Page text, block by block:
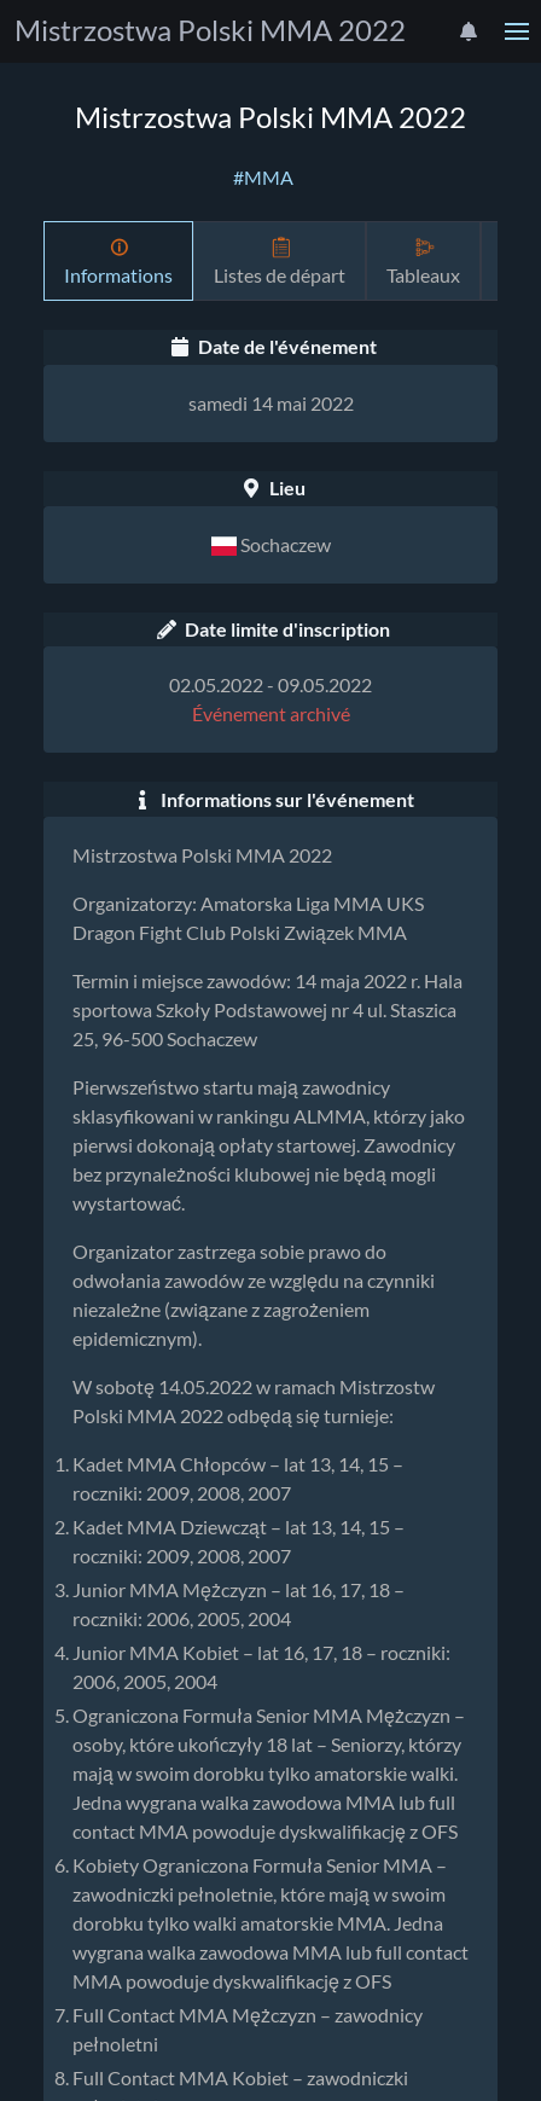
Mistrzostwa Polski MMA 2022
Mistrzostwa Polski MMA 2022
#MMA
Informations Listes de départ Tableaux
Date de l'événement
samedi 14 mai 2022
Lieu
Sochaczew
Date limite d'inscription
02.05.2022 - 09.05.2022
Événement archivé
Informations sur l'événement
Mistrzostwa Polski MMA 2022
Organizatorzy: Amatorska Liga MMA UKS
Dragon Fight Club Polski Związek MMA
Termin i miejsce zawodów: 14 maja 2022 r. Hala
sportowa Szkoły Podstawowej nr 4 ul. Staszica
25, 96-500 Sochaczew
Pierwszeństwo startu mają zawodnicy
sklasyfikowani w rankingu ALMMA, którzy jako
pierwsi dokonają opłaty startowej. Zawodnicy
bez przynależności klubowej nie będą mogli
wystartować.
Organizator zastrzega sobie prawo do
odwołania zawodów ze względu na czynniki
niezależne (związane z zagrożeniem
epidemicznym).
W sobotę 14.05.2022 w ramach Mistrzostw
Polski MMA 2022 odbędą się turnieje:
Kadet MMA Chłopców – lat 13, 14, 15 –
roczniki: 2009, 2008, 2007
Kadet MMA Dziewcząt – lat 13, 14, 15 –
roczniki: 2009, 2008, 2007
Junior MMA Mężczyzn – lat 16, 17, 18 –
roczniki: 2006, 2005, 2004
Junior MMA Kobiet – lat 16, 17, 18 – roczniki:
2006, 2005, 2004
Ograniczona Formuła Senior MMA Mężczyzn –
osoby, które ukończyły 18 lat – Seniorzy, którzy
mają w swoim dorobku tylko amatorskie walki.
Jedna wygrana walka zawodowa MMA lub full
contact MMA powoduje dyskwalifikację z OFS
Kobiety Ograniczona Formuła Senior MMA –
zawodniczki pełnoletnie, które mają w swoim
dorobku tylko walki amatorskie MMA. Jedna
wygrana walka zawodowa MMA lub full contact
MMA powoduje dyskwalifikację z OFS
Full Contact MMA Mężczyzn – zawodnicy
pełnoletni
Full Contact MMA Kobiet – zawodniczki